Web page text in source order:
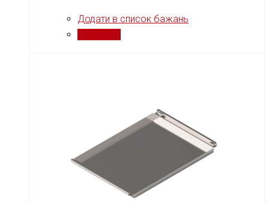
Додати в список бажань